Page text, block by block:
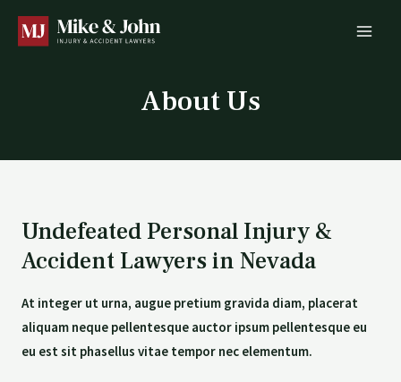
About Us
Undefeated Personal Injury &
Accident Lawyers in Nevada
At integer ut urna, augue pretium gravida diam, placerat
aliquam neque pellentesque auctor ipsum pellentesque eu
eu est sit phasellus vitae tempor nec elementum.